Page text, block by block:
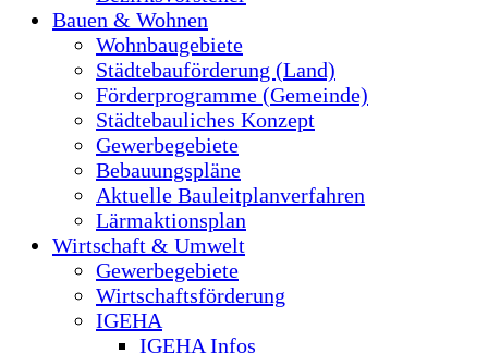
Bauen & Wohnen
Wohnbaugebiete
Städtebauförderung (Land)
Förderprogramme (Gemeinde)
Städtebauliches Konzept
Gewerbegebiete
Bebauungspläne
Aktuelle Bauleitplanverfahren
Lärmaktionsplan
Wirtschaft & Umwelt
Gewerbegebiete
Wirtschaftsförderung
IGEHA
IGEHA Infos